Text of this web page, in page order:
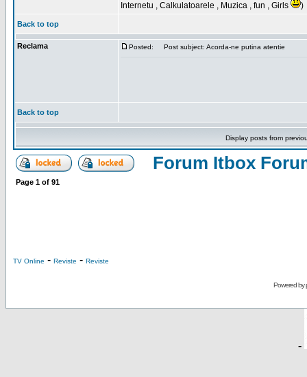
Internetu , Calkulatoarele , Muzica , fun , Girls
)
Back to top
Reclama Posted: Post subject: Acorda-ne putina atentie
Back to top
Display posts from
Forum Itbox
Page 1 of 91
TV Online - Reviste - Reviste
Powered by
-